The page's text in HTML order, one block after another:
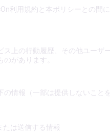
利用規約と本ポリシーとの
上の行動履歴、その他ユー
があります。
情報（一部は提供しないこと
は送信する情報